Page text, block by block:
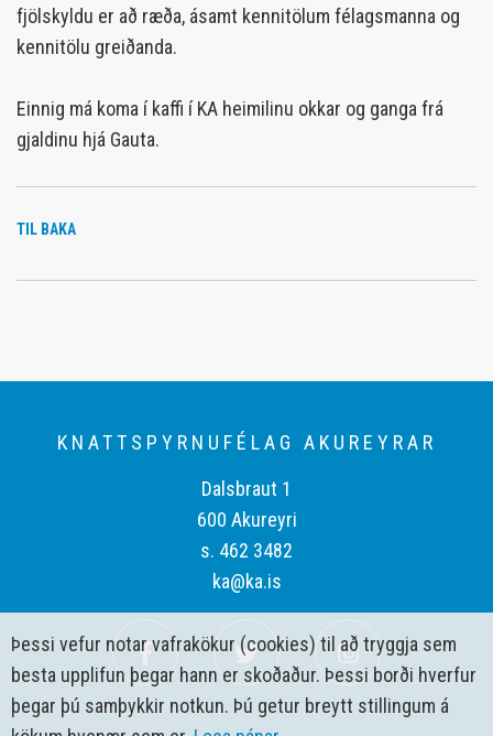
fjölskyldu er að ræða, ásamt kennitölum félagsmanna og
kennitölu greiðanda.
Einnig má koma í kaffi í KA heimilinu okkar og ganga frá
gjaldinu hjá Gauta.
TIL BAKA
KNATTSPYRNUFÉLAG AKUREYRAR
Dalsbraut 1
600 Akureyri
s. 462 3482
ka@ka.is
Þessi vefur notar vafrakökur (cookies) til að tryggja sem
besta upplifun þegar hann er skoðaður. Þessi borði hverfur
þegar þú samþykkir notkun. Þú getur breytt stillingum á